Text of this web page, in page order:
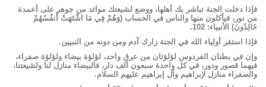
فإذا دخلت الجنة تباشر بك أهلها، ووضع لشيعتك موائد من جوهر على أعمدة
من نور، فيأكلون منها والناس في الحساب (وَهُمْ فِي مَا اشْتَهَتْ أَنفُسُهُمْ
خَالِدُونَ) الأنبياء: 102.
فإذا استقر أولياء الله في الجنة زارك آدم ومن دونه من النبيين.
وإن في بطنان الفردوس لؤلؤتان من عرق واحد، لؤلؤة بيضاء ولؤلؤة صفراء،
فيهما قصور ودور، في كل واحدة سبعون ألف دار، فالبيضاء منازل لنا ولشيعتنا،
والصفراء منازل لإبراهيم وآل إبراهيم عليهم السلام.